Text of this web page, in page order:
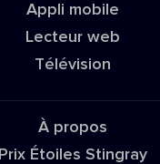
Appli mobile
Lecteur web
Télévision
À propos
Prix Étoiles Stingray